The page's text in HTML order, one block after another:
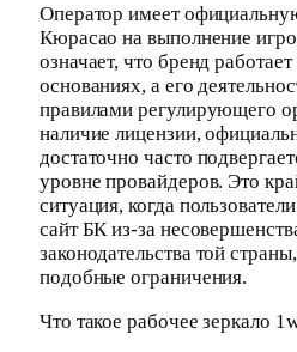
Оператор имеет
Кюрасао на выполнение
означает, что бренд
основаниях, а его
правилами регулирующего
наличие лицензии,
достаточно часто
уровне провайдеров. Это
ситуация, когда
сайт БК из-за
законодательства той
подобные ограничения.
Что такое рабочее зеркало